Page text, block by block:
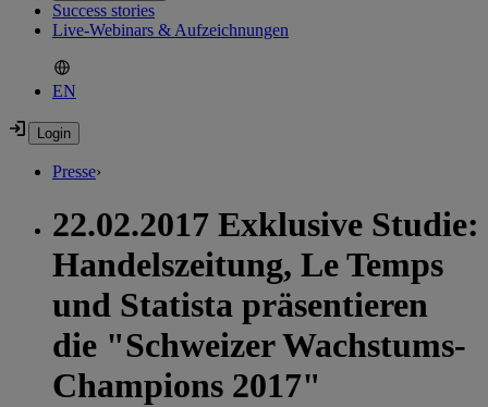
Success stories
Live-Webinars & Aufzeichnungen
EN
Presse›
22.02.2017 Exklusive Studie:
Handelszeitung, Le Temps
und Statista präsentieren
die "Schweizer Wachstums-
Champions 2017"